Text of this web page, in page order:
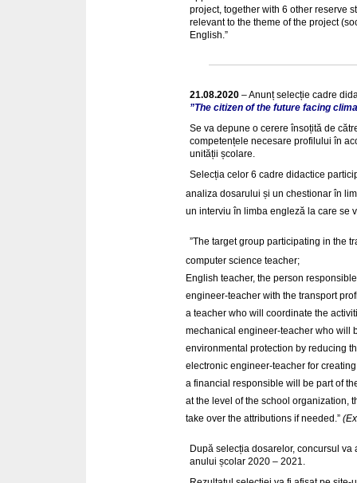
project, together with 6 other reserve
relevant to the theme of the project
English.”
21.08.2020 – Anunț selecție cadre
”The citizen of the future facing
Se va depune o cerere însoțită de
competențele necesare profilului în
unității școlare.
Selecția celor 6 cadre didactice
analiza dosarului și un chestionar în
un interviu în limba engleză la care se
”The target group participating in the
computer science teacher;
English teacher, the person
engineer-teacher with the transport
a teacher who will coordinate the
mechanical engineer-teacher who will
environmental protection by reducing
electronic engineer-teacher for
a financial responsible will be part of
at the level of the school organization,
take over the attributions if needed.”
După selecția dosarelor, concursul
anului școlar 2020 – 2021.